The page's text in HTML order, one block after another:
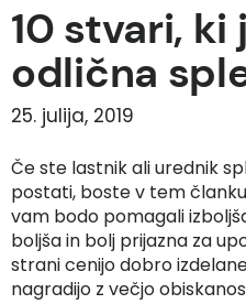
10 stvari, ki
odlična
25. julija, 2019
Če ste lastnik ali urednik
postati, boste v tem
vam bodo pomagali
boljša in bolj prijazna za
strani cenijo dobro
nagradijo z večjo